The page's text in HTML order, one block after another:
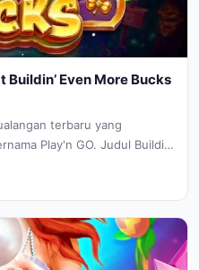
Even More Bucks
terbaru yang
Play'n GO. Judul Buildin’